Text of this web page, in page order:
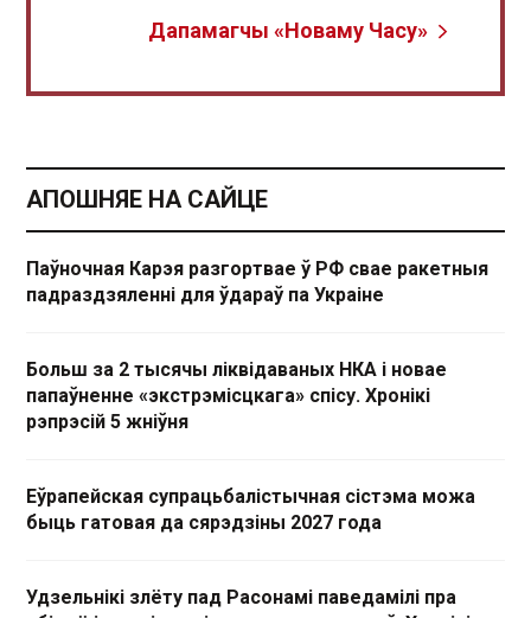
Дапамагчы «Новаму Часу»
АПОШНЯЕ НА САЙЦЕ
Паўночная Карэя разгортвае ў РФ свае ракетныя
падраздзяленні для ўдараў па Украіне
Больш за 2 тысячы ліквідаваных НКА і новае
папаўненне «экстрэмісцкага» спісу. Хронікі
рэпрэсій 5 жніўня
Еўрапейская супрацьбалістычная сістэма можа
быць гатовая да сярэдзіны 2027 года
Удзельнікі злёту пад Расонамі паведамілі пра